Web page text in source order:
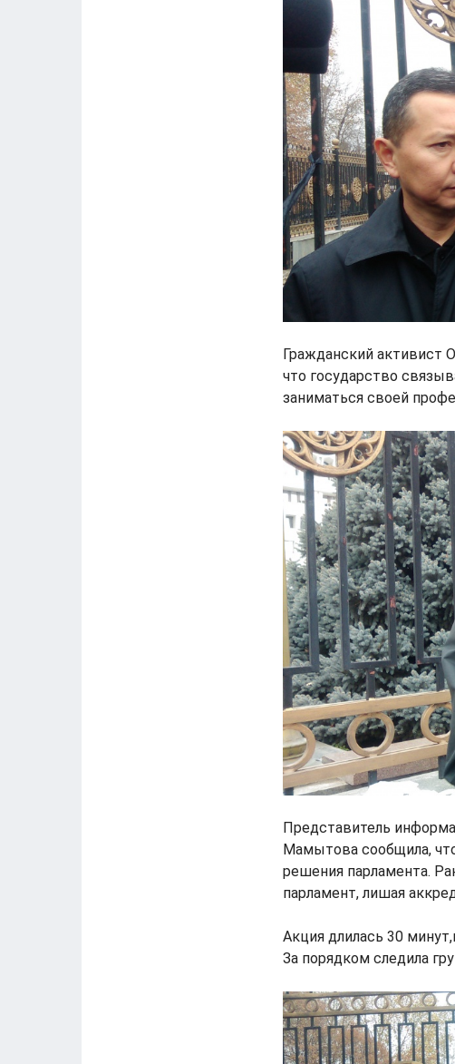
Гражданский активист
что государство
заниматься своей
Представитель
Мамытова сообщила,
решения парламента.
парламент, лишая
Акция длилась 30
За порядком следила